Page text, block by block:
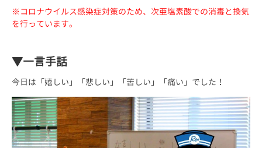
※コロナウイルス感染症対策のため、次亜塩素酸での消毒と換気
を行っています。
▼一言手話
今日は「嬉しい」「悲しい」「苦しい」「痛い」でした！